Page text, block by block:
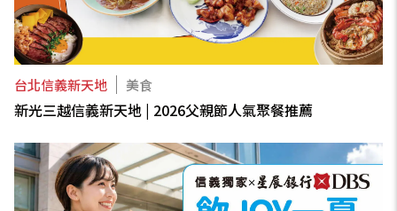
台北信義新天地 美食
新光三越信義新天地 | 2026父親節人氣聚餐推薦